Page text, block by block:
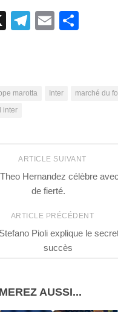
X Telegram
Email
marotta Inter
marché du
inter
ARTICLE SUIVANT
Hernandez célèbre
de fierté.
ARTICLE PRÉCÉDENT
Pioli explique le
succès
AUSSI...